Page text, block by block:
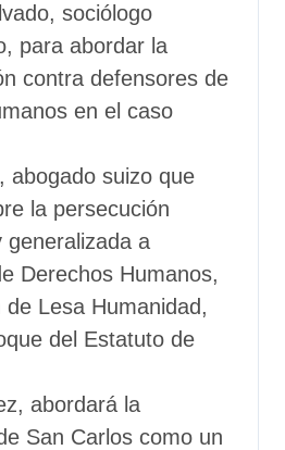
sociólogo
para abordar la
contra defensores de
en el caso
abogado suizo que
la persecución
generalizada a
Derechos Humanos,
Lesa Humanidad,
del Estatuto de
abordará la
San Carlos como un